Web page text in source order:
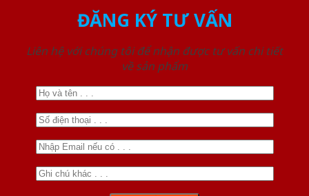
ĐĂNG KÝ TƯ VẤN
Liên hệ với chúng tôi để nhận được tư vấn chi tiết
về sản phẩm